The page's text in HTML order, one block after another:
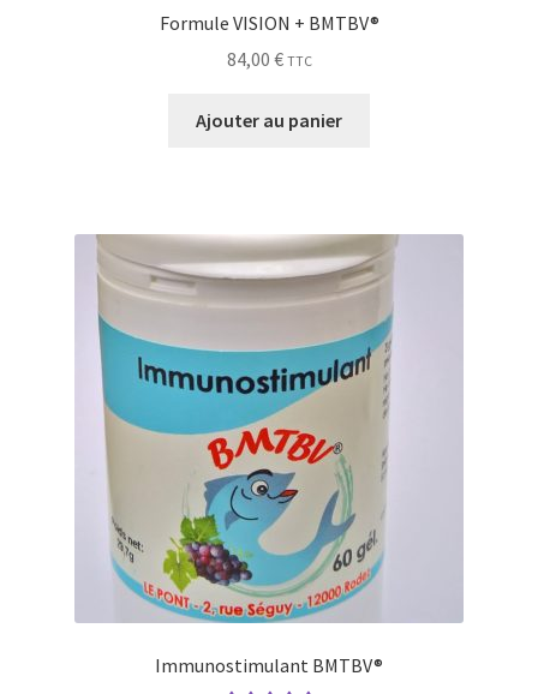
Formule VISION + BMTBV®
84,00 € TTC
Ajouter au panier
Immunostimulant BMTBV®